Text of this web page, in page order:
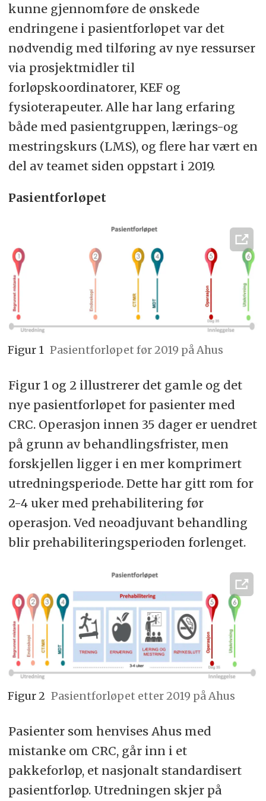
kunne gjennomføre de ønskede
endringene i pasientforløpet var det
nødvendig med tilføring av nye ressurser
via prosjektmidler til
forløpskoordinatorer, KEF og
fysioterapeuter. Alle har lang erfaring
både med pasientgruppen, lærings-og
mestringskurs (LMS), og flere har vært en
del av teamet siden oppstart i 2019.
Pasientforløpet
Figur 1 Pasientforløpet før 2019 på Ahus
Figur 1 og 2 illustrerer det gamle og det
nye pasientforløpet for pasienter med
CRC. Operasjon innen 35 dager er uendret
på grunn av behandlingsfrister, men
forskjellen ligger i en mer komprimert
utredningsperiode. Dette har gitt rom for
2-4 uker med prehabilitering før
operasjon. Ved neoadjuvant behandling
blir prehabiliteringsperioden forlenget.
Figur 2 Pasientforløpet etter 2019 på Ahus
Pasienter som henvises Ahus med
mistanke om CRC, går inn i et
pakkeforløp, et nasjonalt standardisert
pasientforløp. Utredningen skjer på